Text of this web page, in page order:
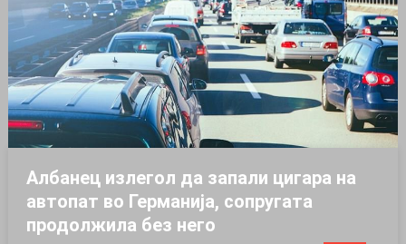
Албанец излегол да запали цигара на
автопат во Германија, сопругата
продолжила без него